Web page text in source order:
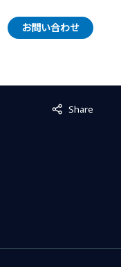
お問い合わせ
Share
Not displayed